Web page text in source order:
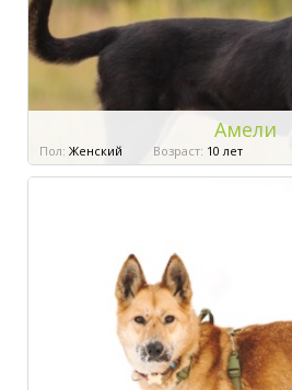
Амели
Пол: Женский Возраст: 10 лет